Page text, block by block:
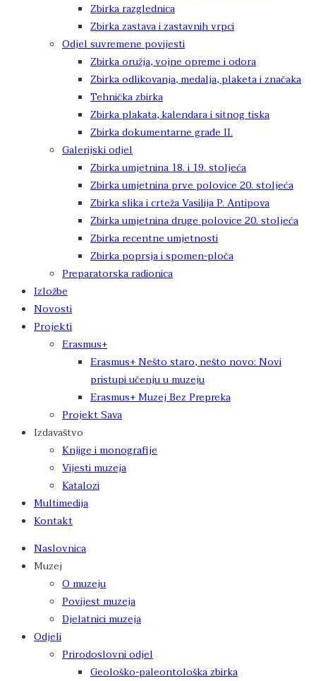
Zbirka razglednica
Zbirka zastava i zastavnih vrpci
Odjel suvremene povijesti
Zbirka oružja, vojne opreme i odora
Zbirka odlikovanja, medalja, plaketa i značaka
Tehnička zbirka
Zbirka plakata, kalendara i sitnog tiska
Zbirka dokumentarne građe II.
Galerijski odjel
Zbirka umjetnina 18. i 19. stoljeća
Zbirka umjetnina prve polovice 20. stoljeća
Zbirka slika i crteža Vasilija P. Antipova
Zbirka umjetnina druge polovice 20. stoljeća
Zbirka recentne umjetnosti
Zbirka poprsja i spomen-ploča
Preparatorska radionica
Izložbe
Novosti
Projekti
Erasmus+
Erasmus+ Nešto staro, nešto novo: Novi
pristupi učenju u muzeju
Erasmus+ Muzej Bez Prepreka
Projekt Sava
Izdavaštvo
Knjige i monografije
Vijesti muzeja
Katalozi
Multimedija
Kontakt
Naslovnica
Muzej
O muzeju
Povijest muzeja
Djelatnici muzeja
Odjeli
Prirodoslovni odjel
Geološko-paleontološka zbirka